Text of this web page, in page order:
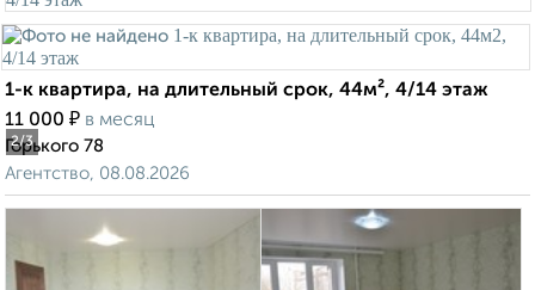
2/3
1-к квартира, на длительный срок, 44м², 4/14 этаж
11 000 ₽ в месяц
Горького 78
Агентство, 08.08.2026